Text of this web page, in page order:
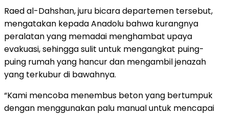
Raed al-Dahshan, juru bicara departemen tersebut,
mengatakan kepada Anadolu bahwa kurangnya
peralatan yang memadai menghambat upaya
evakuasi, sehingga sulit untuk mengangkat puing-
puing rumah yang hancur dan mengambil jenazah
yang terkubur di bawahnya.
“Kami mencoba menembus beton yang bertumpuk
dengan menggunakan palu manual untuk mencapai